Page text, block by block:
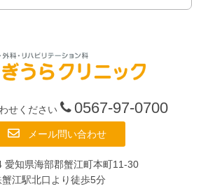
せください 0567-97-0700
メール問い合わせ
愛知県海部郡蟹江町本町11-30
蟹江駅北口より徒歩5分